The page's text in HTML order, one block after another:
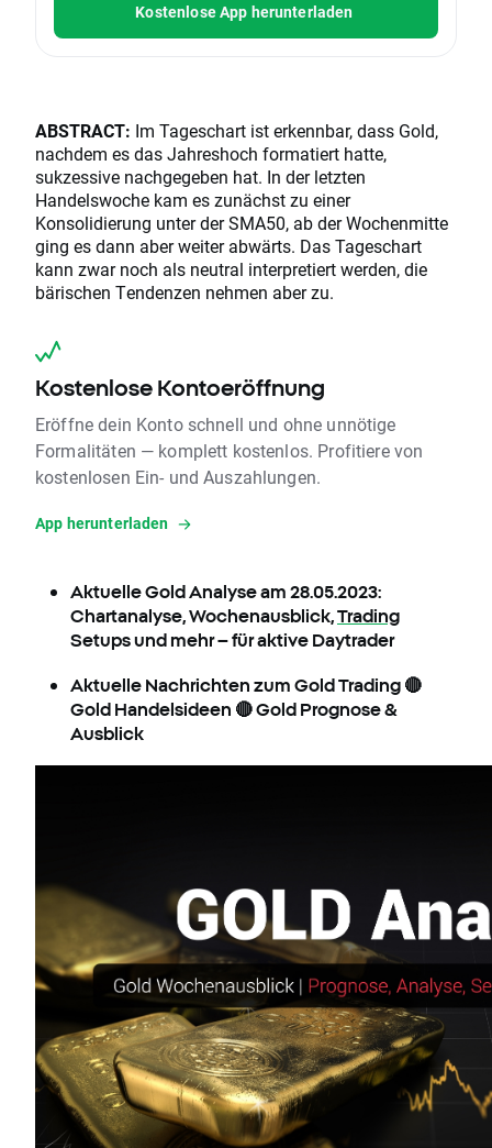
Kostenlose App herunterladen
ABSTRACT: Im Tageschart ist erkennbar, dass Gold,
nachdem es das Jahreshoch formatiert hatte,
sukzessive nachgegeben hat. In der letzten
Handelswoche kam es zunächst zu einer
Konsolidierung unter der SMA50, ab der Wochenmitte
ging es dann aber weiter abwärts. Das Tageschart
kann zwar noch als neutral interpretiert werden, die
bärischen Tendenzen nehmen aber zu.
Kostenlose Kontoeröffnung
Eröffne dein Konto schnell und ohne unnötige
Formalitäten — komplett kostenlos. Profitiere von
kostenlosen Ein- und Auszahlungen.
App herunterladen
AktuelleGold Analyseam 28.05.2023:
Chartanalyse, Wochenausblick,Trading
Setups und mehr – für aktive Daytrader
Aktuelle Nachrichten zum Gold Trading 🔴
Gold Handelsideen 🔴 Gold Prognose &
Ausblick